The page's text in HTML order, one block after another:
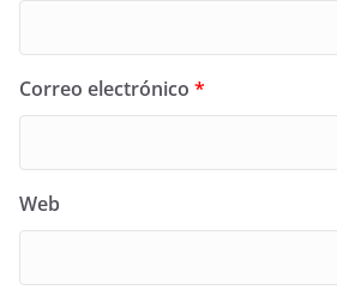
Correo electrónico *
Web